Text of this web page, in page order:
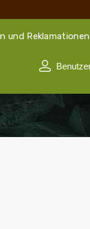
und Reklamationen